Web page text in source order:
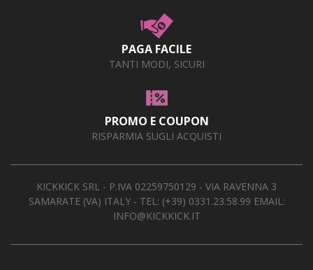
PAGA FACILE
TANTI MODI, SICURI
PROMO E COUPON
RISPARMIA SUGLI ACQUISTI
KICKKICK SRL - P.IVA 02259750129 - VIA RAVENNA 3
SAMARATE (VA) ITALY - TEL: (+39) 0331.23.58.99 EMAIL:
INFO@KICKKICK.IT